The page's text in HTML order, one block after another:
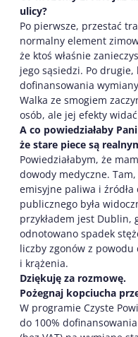
ulicy?
Po pierwsze, przestać
normalny element
że ktoś właśnie
jego sąsiedzi. Po
dofinansowania
Walka ze smogiem
osób, ale jej efekty
A co powiedziałaby
że stare piece są
Powiedziałabym, że
dowody medyczne.
emisyjne paliwa i
publicznego była
przykładem jest Dublin,
odnotowano spadek
liczby zgonów z powodu
i krążenia.
Dziękuję za rozmowę.
Pożegnaj kopciucha
W programie Czyste
do 100%